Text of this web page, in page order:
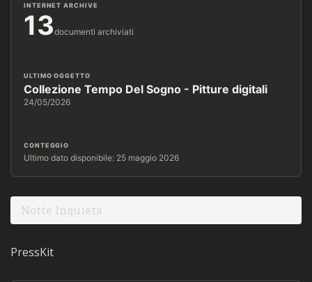
INTERNET ARCHIVE
13documenti archiviati
ULTIMO OGGETTO
Collezione Tempo Del Sogno - Pitture digitali
24/05/2026
CONTEGGIO
Ultimo dato disponibile: 25 maggio 2026
Notte Inquieta
PressKit